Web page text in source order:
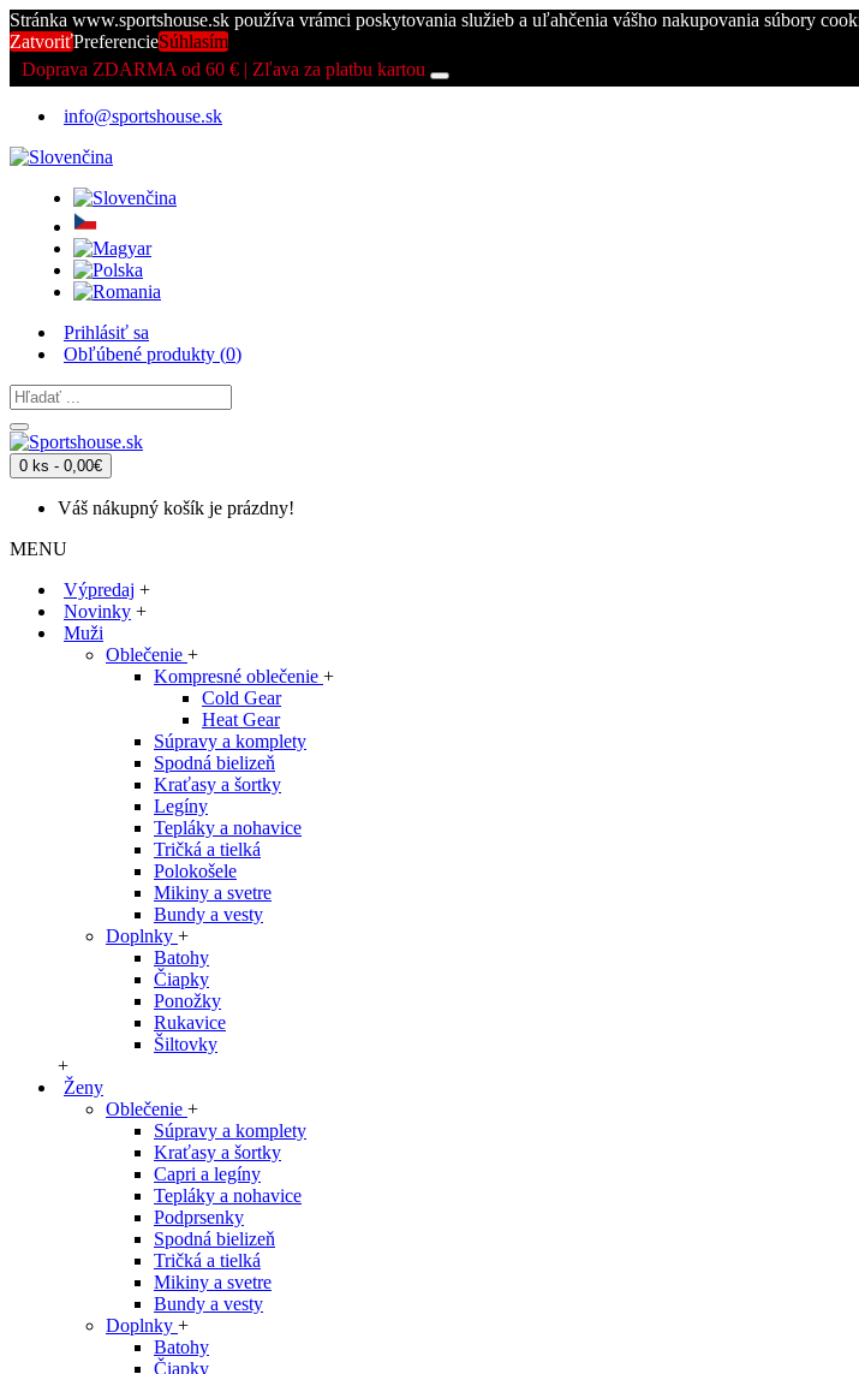
Stránka www.sportshouse.sk používa vrámci poskytovania služieb a uľahčenia vášho nakupovania súbory
ZatvoriťPreferencieSúhlasím
Doprava ZDARMA od 60 € | Zľava za platbu kartou
info@sportshouse.sk
Prihlásiť sa
Obľúbené produkty (0)
0 ks - 0,00€
Váš nákupný košík je prázdny!
MENU
Výpredaj +
Novinky +
Muži
Oblečenie +
Kompresné oblečenie +
Cold Gear
Heat Gear
Súpravy a komplety
Spodná bielizeň
Kraťasy a šortky
Legíny
Tepláky a nohavice
Tričká a tielká
Polokošele
Mikiny a svetre
Bundy a vesty
Doplnky +
Batohy
Čiapky
Ponožky
Rukavice
Šiltovky
+
Ženy
Oblečenie +
Súpravy a komplety
Kraťasy a šortky
Capri a legíny
Tepláky a nohavice
Podprsenky
Spodná bielizeň
Tričká a tielká
Mikiny a svetre
Bundy a vesty
Doplnky +
Batohy
Čiapky